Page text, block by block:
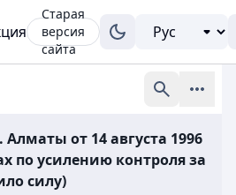
Старая
версия
сайта
от 14 августа 1996
по усилению контроля за
силу)